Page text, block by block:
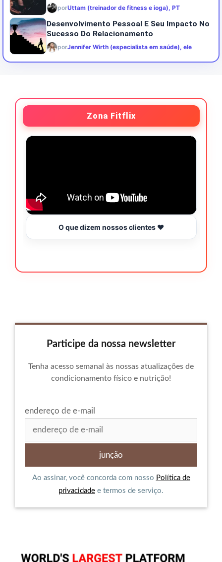
porUttam (treinador de fitness e ioga), PT
Desenvolvimento Pessoal E Seu Impacto No
Sucesso Do Relacionamento
porJennifer Wirth (especialista em saúde), ele
Zona Fitflix
O que dizem nossos clientes ❤️
Participe da nossa newsletter
Tenha acesso semanal às nossas atualizações de
condicionamento físico e nutrição!
endereço de e-mail
Ao assinar, você concorda com nosso Política de
privacidade e termos de serviço.